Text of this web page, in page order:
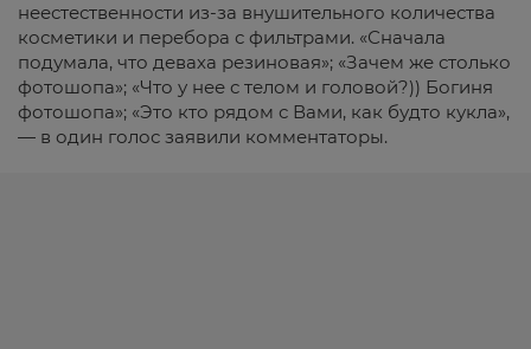
неестественности из-за внушительного количества
косметики и перебора с фильтрами. «Сначала
подумала, что деваха резиновая»; «Зачем же столько
фотошопа»; «Что у нее с телом и головой?)) Богиня
фотошопа»; «Это кто рядом с Вами, как будто кукла»,
— в один голос заявили комментаторы.